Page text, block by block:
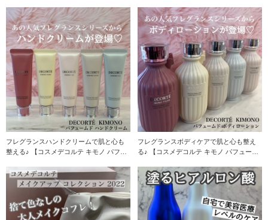
フレグランスハンドクリームで肌と心も
整える♪ 【コスメデコルテ キモノ パフュ
フレグランスボディケアで肌と心も整え
る♪ 【コスメデコルテ キモノ パフューム